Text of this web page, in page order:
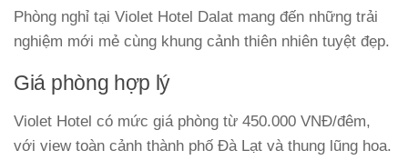
Phòng nghỉ tại Violet Hotel Dalat mang đến những trải
nghiệm mới mẻ cùng khung cảnh thiên nhiên tuyệt đẹp.
Giá phòng hợp lý
Violet Hotel có mức giá phòng từ 450.000 VNĐ/đêm,
với view toàn cảnh thành phố Đà Lạt và thung lũng hoa.